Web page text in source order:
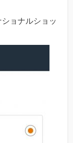
ョナルショッ